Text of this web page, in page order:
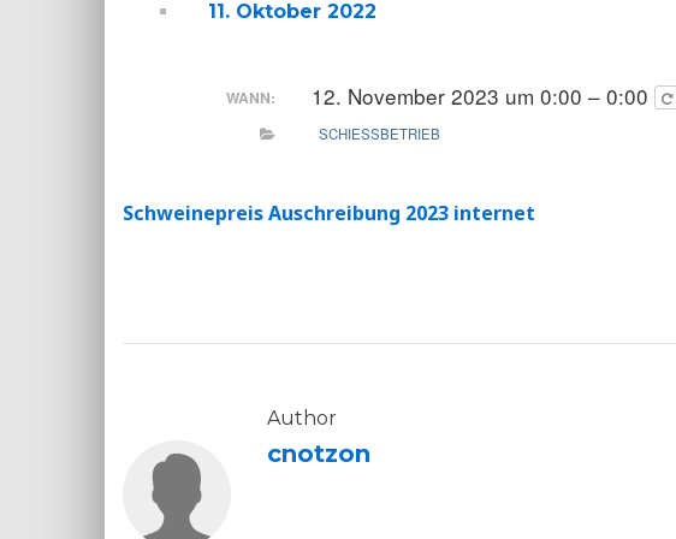
11. Oktober 2022
WANN: 12. November 2023 um 0:00 – 0:00
SCHIESSBETRIEB
Schweinepreis Auschreibung 2023 internet
Author
cnotzon